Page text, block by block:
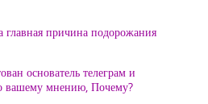
причина подорожания
основатель телеграм и
вашему мнению, Почему?